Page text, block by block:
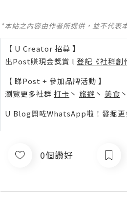
*本站之內容由作者所提供，並不代表
【 U Creator 招募 】
出Post賺現金獎賞 l 登記《社群創
【 睇Post + 參加品牌活動 】
瀏覽更多社群 打卡 丶 旅遊 丶 美食 丶
U Blog開咗WhatsApp啦！發掘更
0個讚好